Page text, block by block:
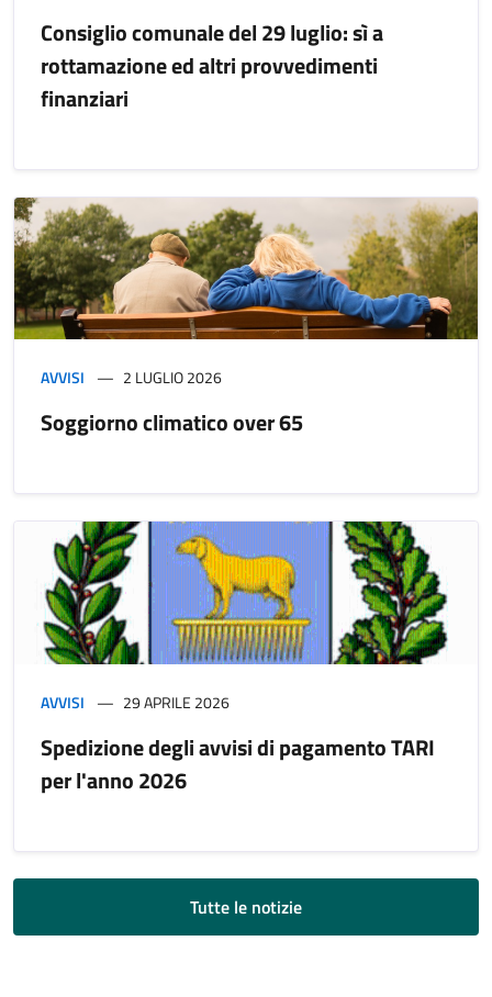
Consiglio comunale del 29 luglio: sì a
rottamazione ed altri provvedimenti
finanziari
AVVISI 2 LUGLIO 2026
Soggiorno climatico over 65
AVVISI 29 APRILE 2026
Spedizione degli avvisi di pagamento TARI
per l'anno 2026
Tutte le notizie